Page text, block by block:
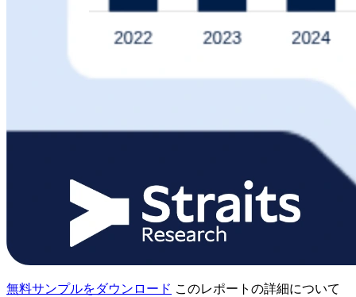
無料サンプルをダウンロード このレポートの詳細について